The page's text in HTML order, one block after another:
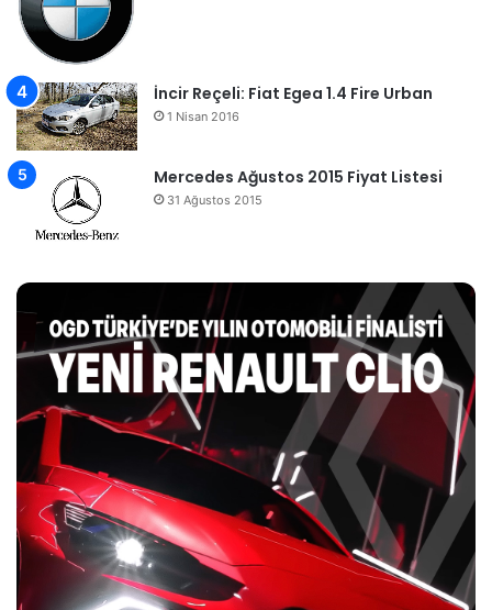
İncir Reçeli: Fiat Egea 1.4 Fire Urban
1 Nisan 2016
Mercedes Ağustos 2015 Fiyat Listesi
31 Ağustos 2015